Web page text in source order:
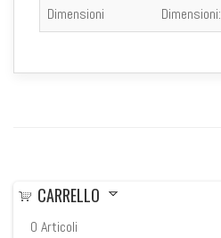
Dimensioni
Dimensioni:
CARRELLO
0 Articoli